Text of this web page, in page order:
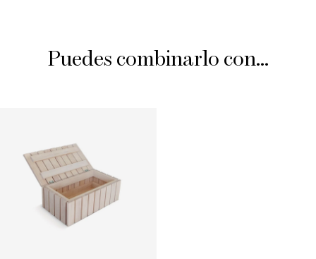
Puedes combinarlo con...